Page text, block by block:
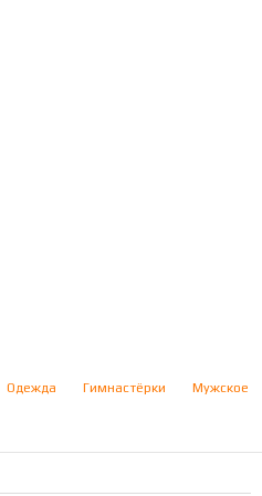
Одежда Гимнастёрки Мужское